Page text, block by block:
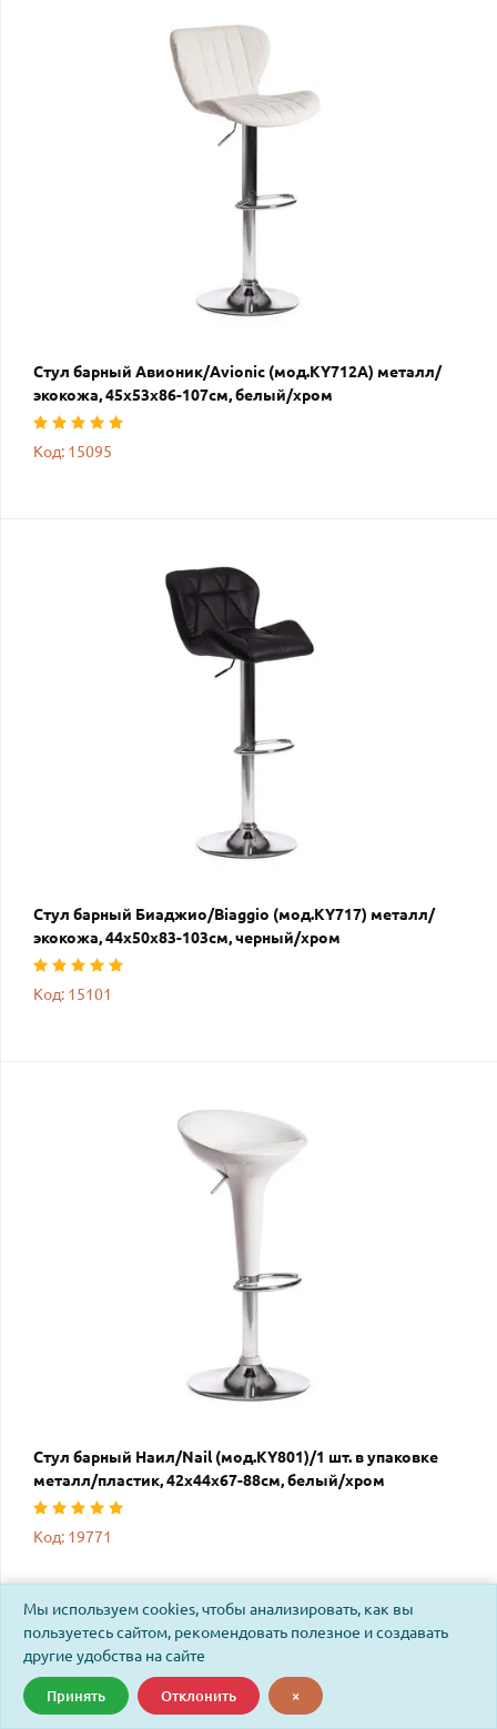
Стул барный Авионик/Avionic (мод.KY712A) металл/
экокожа, 45х53х86-107см, белый/хром
Код: 15095
Стул барный Биаджио/Biaggio (мод.KY717) металл/
экокожа, 44х50х83-103см, черный/хром
Код: 15101
Стул барный Наил/Nail (мод.KY801)/1 шт. в упаковке
металл/пластик, 42х44х67-88см, белый/хром
Код: 19771
Мы используем cookies, чтобы анализировать, как вы
пользуетесь сайтом, рекомендовать полезное и создавать
другие удобства на сайте
Принять Отклонить ×